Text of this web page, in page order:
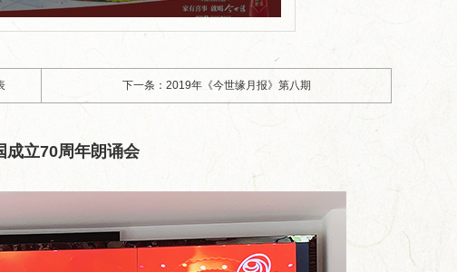
下一条：2019年《今世缘月报》第八期
成立70周年朗诵会